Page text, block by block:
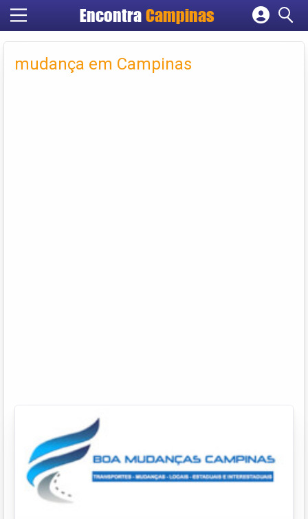
Encontra Campinas
Cadastrar empresa
Criar conta
mudança em Campinas